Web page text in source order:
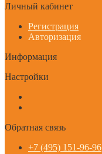
Личный кабинет
Регистрация
Авторизация
Информация
Настройки
Обратная связь
+7 (495) 151-96-96